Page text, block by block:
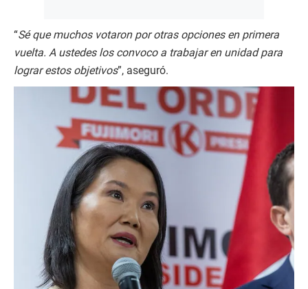
“Sé que muchos votaron por otras opciones en primera
vuelta. A ustedes los convoco a trabajar en unidad para
lograr estos objetivos”, aseguró.